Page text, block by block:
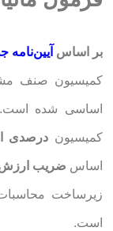
بر اساس آیین‌نامه
کمیسیون صنف
اساسی شده است.
کمیسیون درصدی
اساس ضریب ارزش
زیرساخت
است.